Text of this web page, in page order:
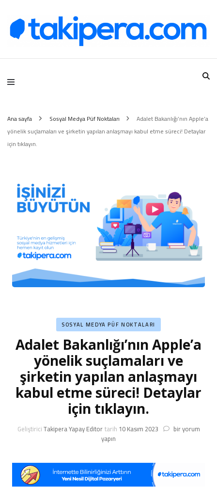
Takipera Dijital Hizmetler
Ana sayfa Sosyal Medya Püf Noktaları
Adalet Bakanlığı’nın Apple’a
yönelik suçlamaları ve şirketin yapılan anlaşmayı kabul etme süreci! Detaylar
için tıklayın.
SOSYAL MEDYA PÜF NOKTALARI
Adalet Bakanlığı’nın Apple’a
yönelik suçlamaları ve
şirketin yapılan anlaşmayı
kabul etme süreci! Detaylar
için tıklayın.
GeliştiriciTakipera Yapay Editortarih 10 Kasım 2023 Adalet
ve
bir yorum
yapın